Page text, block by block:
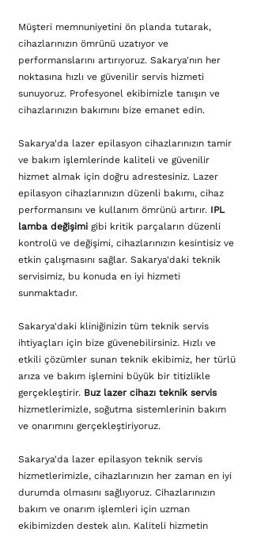
Müşteri memnuniyetini ön planda tutarak,
cihazlarınızın ömrünü uzatıyor ve
performanslarını artırıyoruz. Sakarya'nın her
noktasına hızlı ve güvenilir servis hizmeti
sunuyoruz. Profesyonel ekibimizle tanışın ve
cihazlarınızın bakımını bize emanet edin.
Sakarya'da lazer epilasyon cihazlarınızın tamir
ve bakım işlemlerinde kaliteli ve güvenilir
hizmet almak için doğru adrestesiniz. Lazer
epilasyon cihazlarınızın düzenli bakımı, cihaz
performansını ve kullanım ömrünü artırır. IPL
lamba değişimi gibi kritik parçaların düzenli
kontrolü ve değişimi, cihazlarınızın kesintisiz ve
etkin çalışmasını sağlar. Sakarya'daki teknik
servisimiz, bu konuda en iyi hizmeti
sunmaktadır.
Sakarya'daki kliniğinizin tüm teknik servis
ihtiyaçları için bize güvenebilirsiniz. Hızlı ve
etkili çözümler sunan teknik ekibimiz, her türlü
arıza ve bakım işlemini büyük bir titizlikle
gerçekleştirir. Buz lazer cihazı teknik servis
hizmetlerimizle, soğutma sistemlerinin bakım
ve onarımını gerçekleştiriyoruz.
Sakarya'da lazer epilasyon teknik servis
hizmetlerimizle, cihazlarınızın her zaman en iyi
durumda olmasını sağlıyoruz. Cihazlarınızın
bakım ve onarım işlemleri için uzman
ekibimizden destek alın. Kaliteli hizmetin